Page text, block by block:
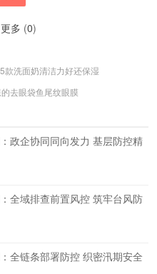
更多 (0)
款洗面奶清洁力好还保湿
去眼袋鱼尾纹眼膜
政企协同同向发力 基层防控精
全域排查前置风控 筑牢台风防
全链条部署防控 织密汛期安全